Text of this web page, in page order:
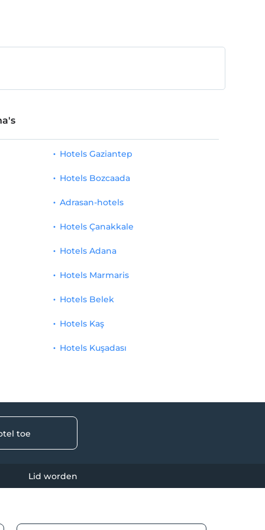
Hotels Gaziantep
Hotels Bozcaada
Adrasan-hotels
Hotels Çanakkale
Hotels Adana
Hotels Marmaris
Hotels Belek
Hotels Kaş
Hotels Kuşadası
toe
Lid worden